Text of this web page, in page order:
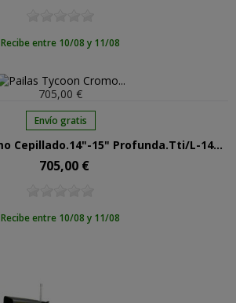
Recibe entre 10/08 y 11/08
705,00 €
Envío gratis
Pailas Tycoon Cromo Cepillado.14"-15" Profunda.Tti/L-1415 Bc.
Precio
705,00 €
Recibe entre 10/08 y 11/08